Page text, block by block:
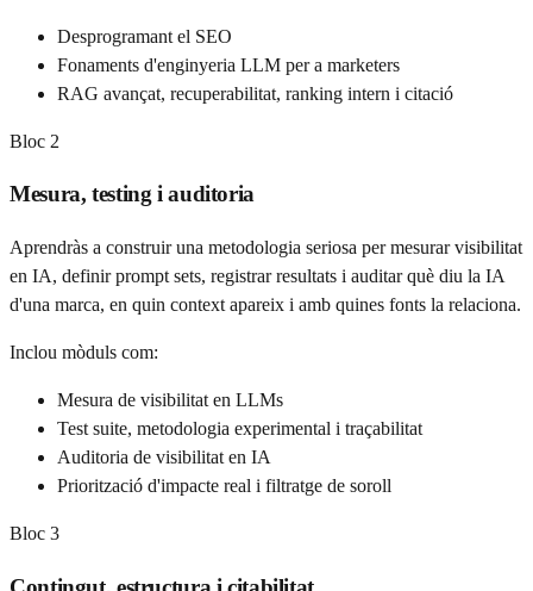
Desprogramant el SEO
Fonaments d'enginyeria LLM per a marketers
RAG avançat, recuperabilitat, ranking intern i citació
Bloc 2
Mesura, testing i auditoria
Aprendràs a construir una metodologia seriosa per mesurar visibilitat
en IA, definir prompt sets, registrar resultats i auditar què diu la IA
d'una marca, en quin context apareix i amb quines fonts la relaciona.
Inclou mòduls com:
Mesura de visibilitat en LLMs
Test suite, metodologia experimental i traçabilitat
Auditoria de visibilitat en IA
Priorització d'impacte real i filtratge de soroll
Bloc 3